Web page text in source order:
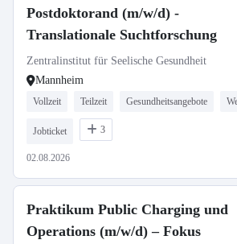
Postdoktorand (m/w/d) -
Translationale Suchtforschung
Zentralinstitut für Seelische Gesundheit
Mannheim
Vollzeit Teilzeit Gesundheitsangebote
Jobticket 3
02.08.2026
Praktikum Public Charging und
Operations (m/w/d) – Fokus